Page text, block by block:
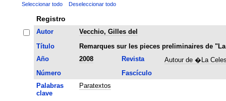
Seleccionar todo Deseleccionar todo
Registro
Autor
Vecchio, Gilles del
Título
Remarques sur les pieces preliminaires de
Año
2008 Revista
Autour de �La
Número
Fascículo
Palabras
clave
Paratextos